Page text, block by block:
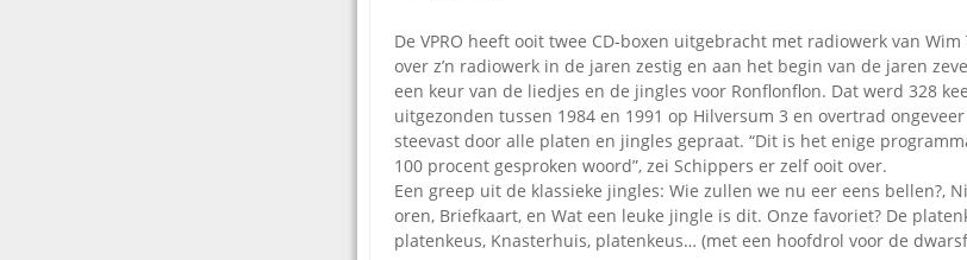
De VPRO heeft ooit twee CD-boxen uitgebracht met radiowerk van
over z’n radiowerk in de jaren zestig en aan het begin van de jaren
een keur van de liedjes en de jingles voor Ronflonflon. Dat werd 328
uitgezonden tussen 1984 en 1991 op Hilversum 3 en overtrad
steevast door alle platen en jingles gepraat. “Dit is het enige
100 procent gesproken woord”, zei Schippers er zelf ooit over.
Een greep uit de klassieke jingles: Wie zullen we nu eer eens bellen?,
oren, Briefkaart, en Wat een leuke jingle is dit. Onze favoriet? De
platenkeus, Knasterhuis, platenkeus… (met een hoofdrol voor de